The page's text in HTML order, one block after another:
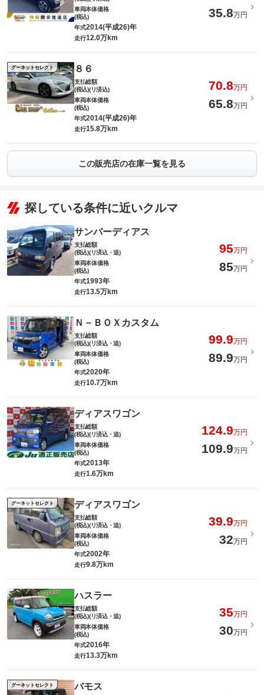
車両本体価格
(税込)
35.8万円
年式2014(平成26)年
走行12.0万km
グーネットセレクト ８６
支払総額
(税込)(リ済込)
70.8万円
車両本体価格
(税込)
65.8万円
年式2014(平成26)年
走行15.8万km
この販売店の在庫一覧を見る
探している条件に近いクルマ
サンバーディアス
支払総額
(税込)(リ済込・追)
95万円
車両本体価格
(税込)
85万円
年式1993年
走行13.5万km
Ｎ－ＢＯＸカスタム
支払総額
(税込)(リ済込・追)
99.9万円
車両本体価格
(税込)
89.9万円
年式2020年
走行10.7万km
ディアスワゴン
支払総額
(税込)(リ済込・追)
124.9万円
車両本体価格
(税込)
109.9万円
年式2013年
走行1.6万km
グーネットセレクト ディアスワゴン
支払総額
(税込)(リ済込・追)
39.9万円
車両本体価格
(税込)
32万円
年式2002年
走行9.8万km
ハスラー
支払総額
(税込)(リ済込・追)
35万円
車両本体価格
(税込)
30万円
年式2016年
走行13.3万km
グーネットセレクト バモス